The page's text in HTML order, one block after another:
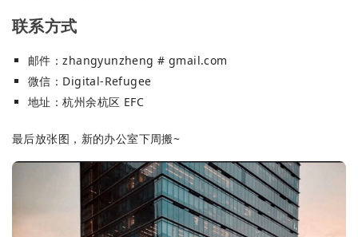
联系方式
邮件：zhangyunzheng # gmail.com
微信：Digital-Refugee
地址：杭州余杭区 EFC
最后放张图，新的办公室下周搬~